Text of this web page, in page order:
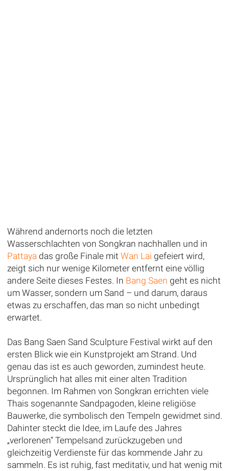
Während andernorts noch die letzten
Wasserschlachten von Songkran nachhallen und in
Pattaya das große Finale mit Wan Lai gefeiert wird,
zeigt sich nur wenige Kilometer entfernt eine völlig
andere Seite dieses Festes. In Bang Saen geht es nicht
um Wasser, sondern um Sand – und darum, daraus
etwas zu erschaffen, das man so nicht unbedingt
erwartet.
Das Bang Saen Sand Sculpture Festival wirkt auf den
ersten Blick wie ein Kunstprojekt am Strand. Und
genau das ist es auch geworden, zumindest heute.
Ursprünglich hat alles mit einer alten Tradition
begonnen. Im Rahmen von Songkran errichten viele
Thais sogenannte Sandpagoden, kleine religiöse
Bauwerke, die symbolisch den Tempeln gewidmet sind.
Dahinter steckt die Idee, im Laufe des Jahres
„verlorenen“ Tempelsand zurückzugeben und
gleichzeitig Verdienste für das kommende Jahr zu
sammeln. Es ist ruhig, fast meditativ, und hat wenig mit